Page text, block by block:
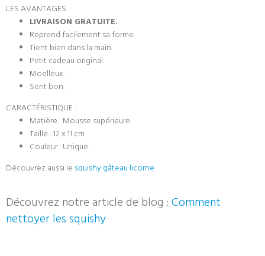
LES AVANTAGES :
LIVRAISON GRATUITE.
Reprend facilement sa forme.
Tient bien dans la main.
Petit cadeau original.
Moelleux.
Sent bon.
CARACTÉRISTIQUE :
Matière : Mousse supérieure.
Taille : 12 x 11 cm
Couleur : Unique.
Découvrez aussi le squishy gâteau licorne
Découvrez notre article de blog :Comment
nettoyer les squishy